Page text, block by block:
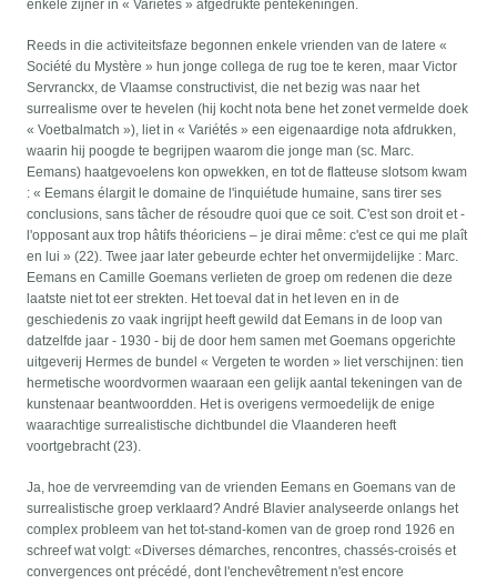
enkele zijner in « Variétés » afgedrukte pentekeningen.
Reeds in die activiteitsfaze begonnen enkele vrienden van de latere «
Société du Mystère » hun jonge collega de rug toe te keren, maar Victor
Servranckx, de Vlaamse constructivist, die net bezig was naar het
surrealisme over te hevelen (hij kocht nota bene het zonet vermelde doek
« Voetbalmatch »), liet in « Variétés » een eigenaardige nota afdrukken,
waarin hij poogde te begrijpen waarom die jonge man (sc. Marc.
Eemans) haatgevoelens kon opwekken, en tot de flatteuse slotsom kwam
: « Eemans élargit le domaine de l'inquiétude humaine, sans tirer ses
conclusions, sans tâcher de résoudre quoi que ce soit. C'est son droit et -
l'opposant aux trop hâtifs théoriciens – je dirai même: c'est ce qui me plaît
en lui » (22). Twee jaar later gebeurde echter het onvermijdelijke : Marc.
Eemans en Camille Goemans verlieten de groep om redenen die deze
laatste niet tot eer strekten. Het toeval dat in het leven en in de
geschiedenis zo vaak ingrijpt heeft gewild dat Eemans in de loop van
datzelfde jaar - 1930 - bij de door hem samen met Goemans opgerichte
uitgeverij Hermes de bundel « Vergeten te worden » liet verschijnen: tien
hermetische woordvormen waaraan een gelijk aantal tekeningen van de
kunstenaar beantwoordden. Het is overigens vermoedelijk de enige
waarachtige surrealistische dichtbundel die Vlaanderen heeft
voortgebracht (23).
Ja, hoe de vervreemding van de vrienden Eemans en Goemans van de
surrealistische groep verklaard? André Blavier analyseerde onlangs het
complex probleem van het tot-stand-komen van de groep rond 1926 en
schreef wat volgt: «Diverses démarches, rencontres, chassés-croisés et
convergences ont précédé, dont l'enchevêtrement n'est encore